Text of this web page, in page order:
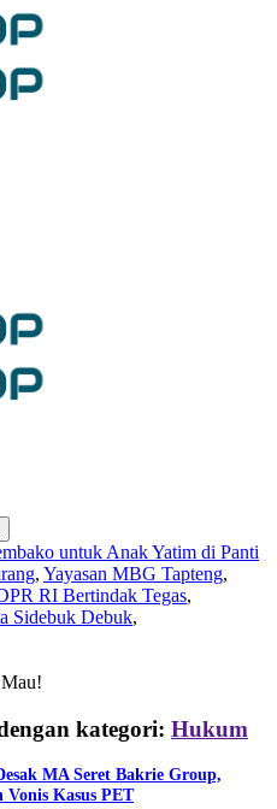
untuk Anak Yatim di Panti
, Yayasan MBG Tapteng,
RI Bertindak Tegas,
Sidebuk Debuk,
kategori: Hukum
MA Seret Bakrie Group,
Kasus PET